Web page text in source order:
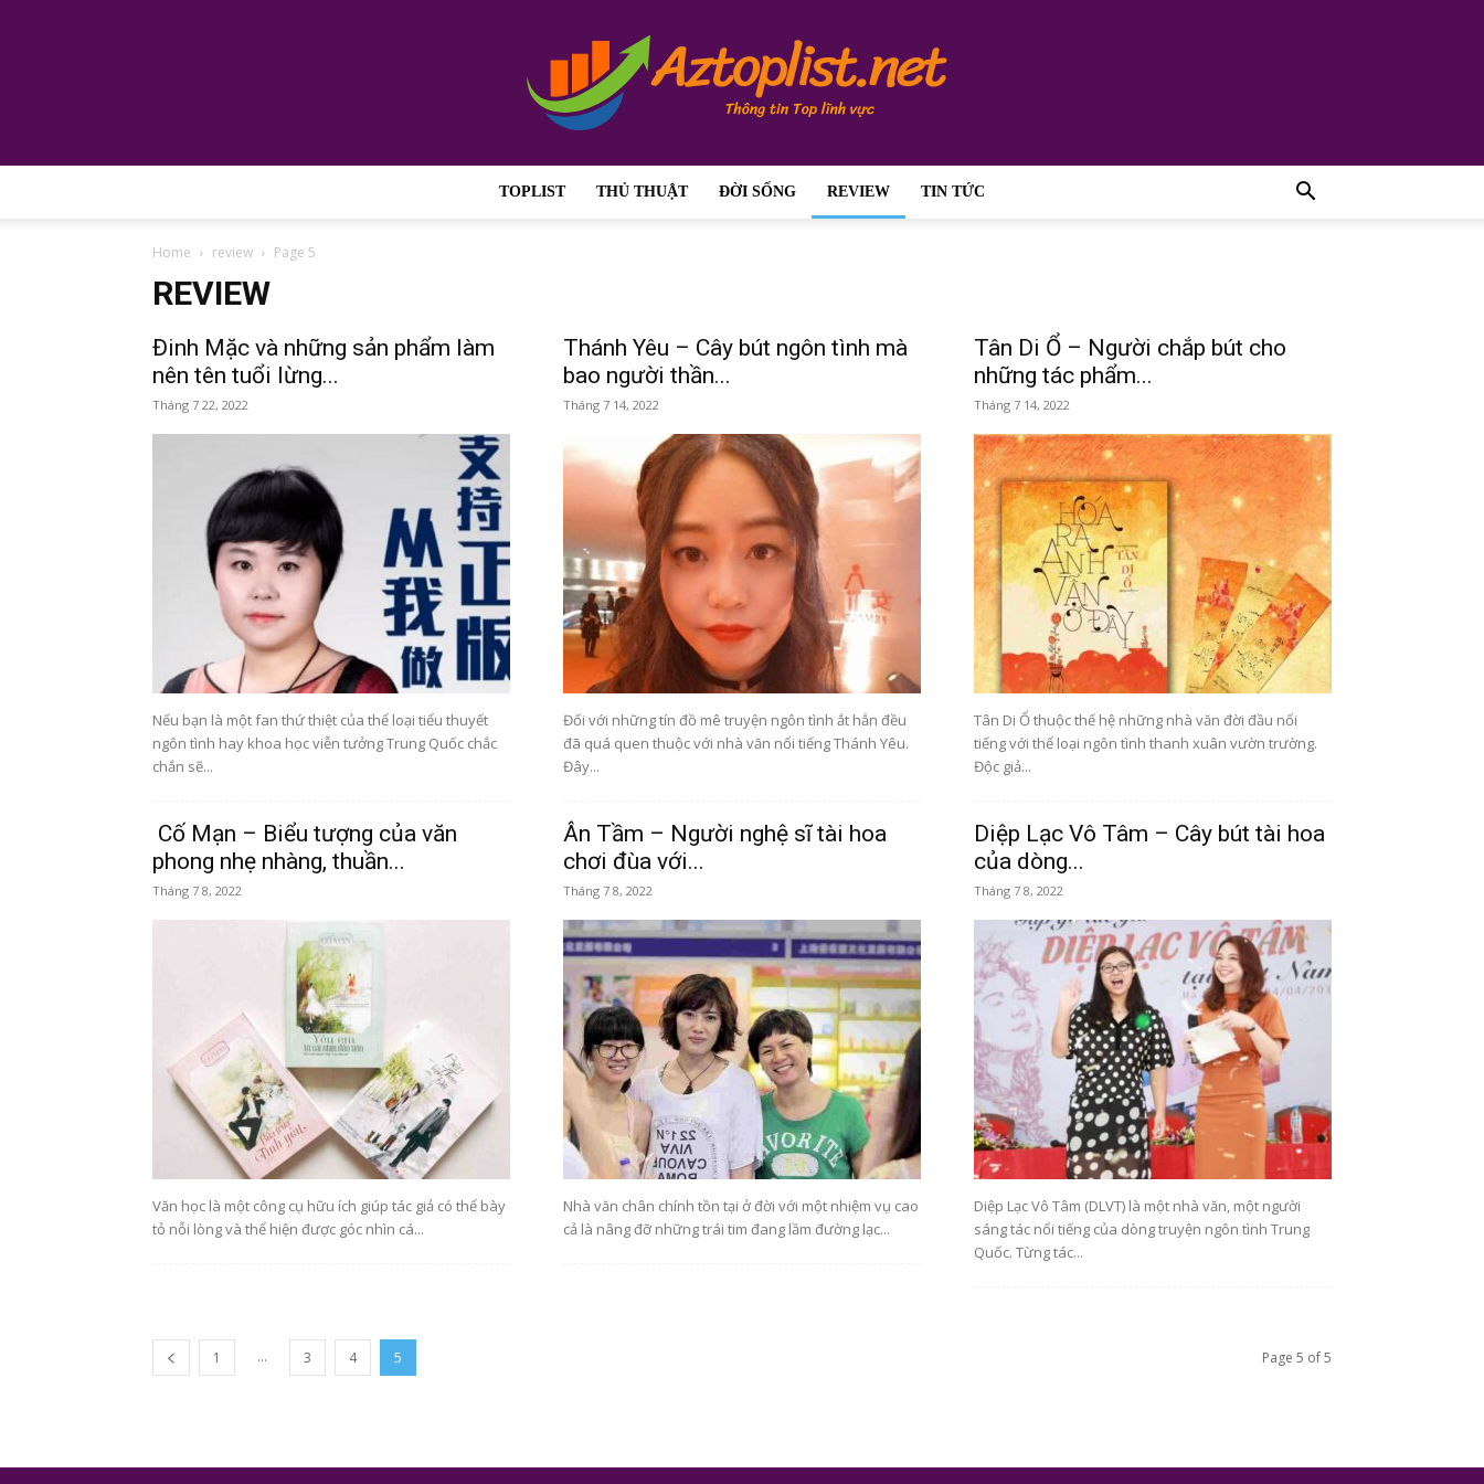
Thông
tin
lĩnh
vực
TOPLIST THỦ THUẬT ĐỜI SỐNG REVIEW TIN TỨC
Home review Page 5
REVIEW
Đinh Mặc và những sản phẩm làm
nên tên tuổi lừng...
Tháng 7 22, 2022
Nếu bạn là một fan thứ thiệt của thể loại tiểu thuyết
ngôn tình hay khoa học viễn tưởng Trung Quốc chắc
chắn sẽ...
Thánh Yêu – Cây bút ngôn tình mà
bao người thần...
Tháng 7 14, 2022
Đối với những tín đồ mê truyện ngôn tình ắt hẳn đều
đã quá quen thuộc với nhà văn nổi tiếng Thánh Yêu.
Đây...
Tân Di Ổ – Người chắp bút cho
những tác phẩm...
Tháng 7 14, 2022
Tân Di Ổ thuộc thế hệ những nhà văn đời đầu nổi
tiếng với thể loại ngôn tình thanh xuân vườn trường.
Độc giả...
Cố Mạn – Biểu tượng của văn
phong nhẹ nhàng, thuần...
Tháng 7 8, 2022
Văn học là một công cụ hữu ích giúp tác giả có thể bày
tỏ nỗi lòng và thể hiện được góc nhìn cá...
Ân Tầm – Người nghệ sĩ tài hoa
chơi đùa với...
Tháng 7 8, 2022
Nhà văn chân chính tồn tại ở đời với một nhiệm vụ cao
cả là nâng đỡ những trái tim đang lầm đường lạc...
Diệp Lạc Vô Tâm – Cây bút tài hoa
của dòng...
Tháng 7 8, 2022
Diệp Lạc Vô Tâm (DLVT) là một nhà văn, một người
sáng tác nổi tiếng của dòng truyện ngôn tình Trung
Quốc. Từng tác...
1 ... 3 4 5 Page 5 of 5